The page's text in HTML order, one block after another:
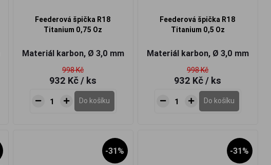
Feederová špička R18
Titanium 0,75 Oz
Materiál karbon, Ø 3,0 mm
998 Kč
932 Kč/ ks
Do košíku
Feederová špička R18
Titanium 0,5 Oz
Materiál karbon, Ø 3,0 mm
998 Kč
932 Kč/ ks
Do košíku
-31% -31%